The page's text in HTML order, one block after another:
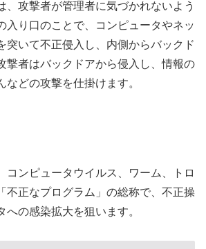
、攻撃者が管理者に気づかれないよう
入り口のことで、コンピュータやネッ
突いて不正侵入し、内側からバックド
撃者はバックドアから侵入し、情報の
などの攻撃を仕掛けます。
コンピュータウイルス、ワーム、トロ
不正なプログラム」の総称で、不正操
への感染拡大を狙います。